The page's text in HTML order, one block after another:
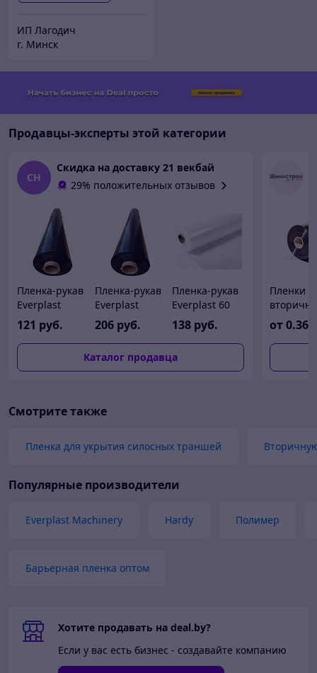
ИП Лагодич
г. Минск
Продавцы-эксперты этой категории
СН
Скидка на доставку 21 векбай
29% положительных отзывов
Пленка-рукав
Everplast
Техническая
80 мкм
1500x2мм
121 руб.
Пленка-рукав
Everplast
Техническая
150 мкм
1500x2мм
100м.п.
206 руб.
Пленка-рукав
Everplast 60
мкм 1500x2мм
100м. п.
138 руб.
Каталог продавца
Пленки
черные
Минск в
наличии
от0.36
Смотрите также
Пленка для укрытия силосных траншей
Популярные производители
Everplast Machinery Hardy Полимер
Барьерная пленка оптом
Хотите продавать на deal.by?
Если у вас есть бизнес - создавайте компанию